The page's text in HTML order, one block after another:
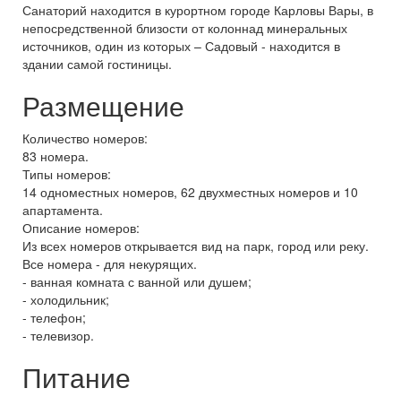
Санаторий находится в курортном городе Карловы Вары, в
непосредственной близости от колоннад минеральных
источников, один из которых – Садовый - находится в
здании самой гостиницы.
Размещение
Количество номеров:
83 номера.
Типы номеров:
14 одноместных номеров, 62 двухместных номеров и 10
апартамента.
Описание номеров:
Из всех номеров открывается вид на парк, город или реку.
Все номера - для некурящих.
- ванная комната с ванной или душем;
- холодильник;
- телефон;
- телевизор.
Питание